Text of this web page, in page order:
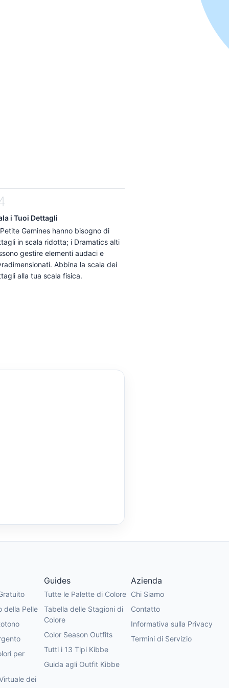
i Tuoi Dettagli
Gamines hanno bisogno di
in scala ridotta; i Dramatics alti
gestire elementi audaci e
Abbina la scala dei
alla tua scala fisica.
della Pelle
per
dei
Guides
Tutte le Palette di Colore
Tabella delle Stagioni di
Colore
Color Season Outfits
Tutti i 13 Tipi Kibbe
Guida agli Outfit Kibbe
Azienda
Chi Siamo
Contatto
Informativa sulla Privacy
Termini di Servizio